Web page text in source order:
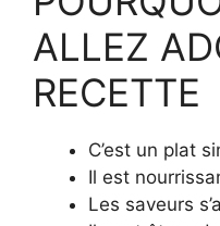
ALLEZ
RECETTE
C’est un plat
Il est
Les saveurs